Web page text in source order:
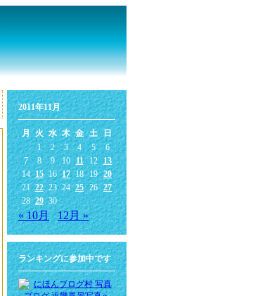
2011年11月
月 火 水 木 金 土
日
1
2 3 4 5
6
7
8 9 10 11 12 13
14
15 16 17 18 19 20
21 22 23 24 25 26 27
28 29 30
« 10月 12月 »
ランキングに参加中です